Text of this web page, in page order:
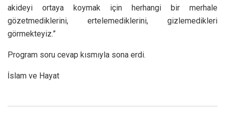
akideyi ortaya koymak için herhangi bir merhale
gözetmediklerini, ertelemediklerini, gizlemedikleri
görmekteyiz.”
Program soru cevap kısmıyla sona erdi.
İslam ve Hayat